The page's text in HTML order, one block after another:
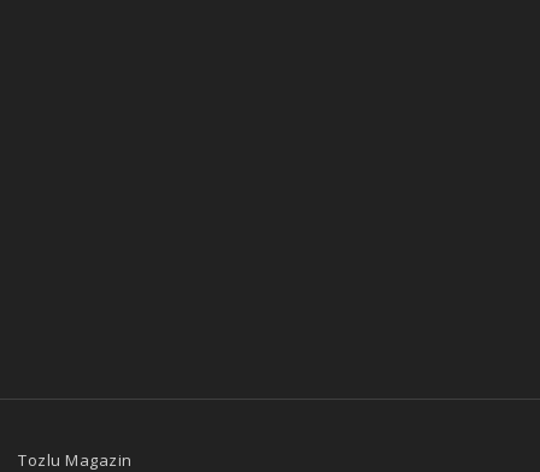
Tozlu Magazin